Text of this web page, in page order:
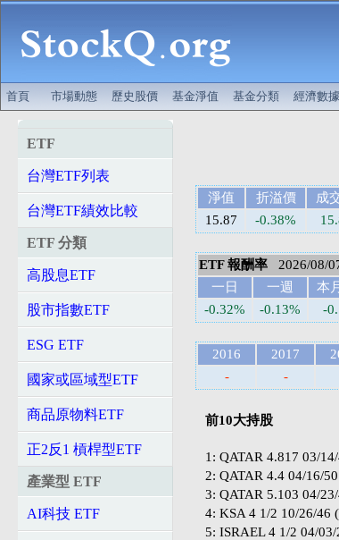
首頁 市場動態 歷史股價 基金淨值 基金分類 經濟數據
ETF
台灣ETF列表
台灣ETF績效比較
ETF 分類
高股息ETF
股市指數ETF
ESG ETF
國家或區域型ETF
商品原物料ETF
正2反1 槓桿型ETF
產業型 ETF
AI科技 ETF
淨值 折溢價 成
15.87
-0.38%
ETF 報酬率 2026/08/
一日
一週 本
-0.32%
-0.13% -
2016 2017
-
-
前10大持股
1: QATAR 4.817 03/
2: QATAR 4.4 04/16/
3: QATAR 5.103 04/
4: KSA 4 1/2 10/26/46
5: ISRAEL 4 1/2 04/